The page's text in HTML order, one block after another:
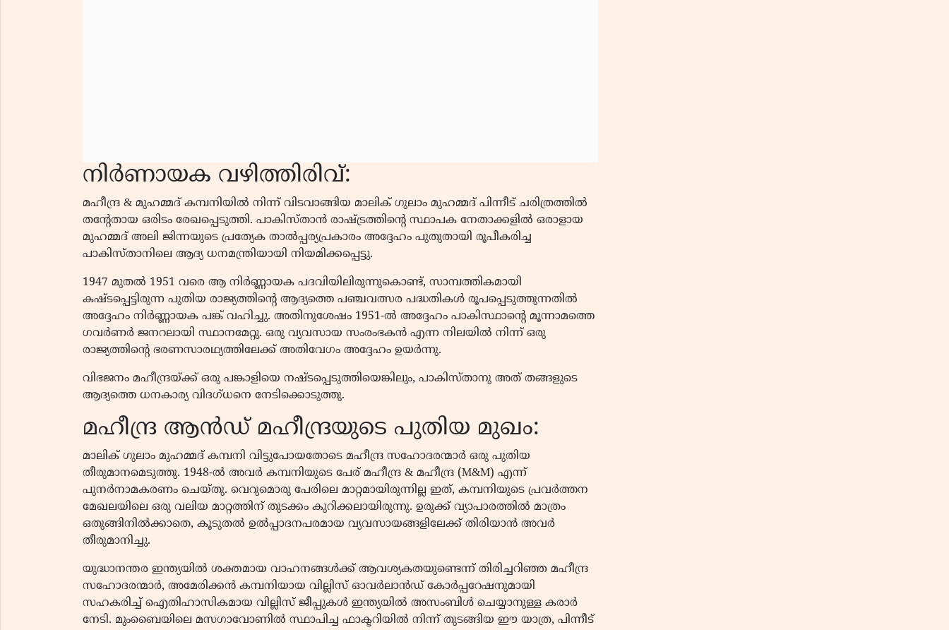
നിർണായക വഴിത്തിരിവ്:
മഹീന്ദ്ര & മുഹമ്മദ്‌ കമ്പനിയിൽ നിന്ന് വിടവാങ്ങിയ മാലിക് ഗുലാം മുഹമ്മദ് പിന്നീട് ചരിത്രത്തിൽ
തൻ്റേതായ ഒരിടം രേഖപ്പെടുത്തി. പാകിസ്താൻ രാഷ്ട്രത്തിൻ്റെ സ്ഥാപക നേതാക്കളിൽ ഒരാളായ
മുഹമ്മദ് അലി ജിന്നയുടെ പ്രത്യേക താൽപ്പര്യപ്രകാരം അദ്ദേഹം പുതുതായി രൂപീകരിച്ച
പാകിസ്താനിലെ ആദ്യ ധനമന്ത്രിയായി നിയമിക്കപ്പെട്ടു.
1947 മുതൽ 1951 വരെ ആ നിർണ്ണായക പദവിയിലിരുന്നുകൊണ്ട്, സാമ്പത്തികമായി
കഷ്ടപ്പെട്ടിരുന്ന പുതിയ രാജ്യത്തിൻ്റെ ആദ്യത്തെ പഞ്ചവത്സര പദ്ധതികൾ രൂപപ്പെടുത്തുന്നതിൽ
അദ്ദേഹം നിർണ്ണായക പങ്ക് വഹിച്ചു. അതിനുശേഷം 1951-ൽ അദ്ദേഹം പാകിസ്ഥാൻ്റെ മൂന്നാമത്തെ
ഗവർണർ ജനറലായി സ്ഥാനമേറ്റു. ഒരു വ്യവസായ സംരംഭകൻ എന്ന നിലയിൽ നിന്ന് ഒരു
രാജ്യത്തിൻ്റെ ഭരണസാരഥ്യത്തിലേക്ക് അതിവേഗം അദ്ദേഹം ഉയർന്നു.
വിഭജനം മഹീന്ദ്രയ്ക്ക് ഒരു പങ്കാളിയെ നഷ്ടപ്പെടുത്തിയെങ്കിലും, പാകിസ്താനു അത് തങ്ങളുടെ
ആദ്യത്തെ ധനകാര്യ വിദഗ്ധനെ നേടിക്കൊടുത്തു.
മഹീന്ദ്ര ആൻഡ് മഹീന്ദ്രയുടെ പുതിയ മുഖം:
മാലിക് ഗുലാം മുഹമ്മദ് കമ്പനി വിട്ടുപോയതോടെ മഹീന്ദ്ര സഹോദരന്മാർ ഒരു പുതിയ
തീരുമാനമെടുത്തു. 1948-ൽ അവർ കമ്പനിയുടെ പേര് മഹീന്ദ്ര & മഹീന്ദ്ര (M&M) എന്ന്
പുനർനാമകരണം ചെയ്തു. വെറുമൊരു പേരിലെ മാറ്റമായിരുന്നില്ല ഇത്, കമ്പനിയുടെ പ്രവർത്തന
മേഖലയിലെ ഒരു വലിയ മാറ്റത്തിന് തുടക്കം കുറിക്കലായിരുന്നു. ഉരുക്ക് വ്യാപാരത്തിൽ മാത്രം
ഒതുങ്ങിനിൽക്കാതെ, കൂടുതൽ ഉൽപ്പാദനപരമായ വ്യവസായങ്ങളിലേക്ക് തിരിയാൻ അവർ
തീരുമാനിച്ചു.
യുദ്ധാനന്തര ഇന്ത്യയിൽ ശക്തമായ വാഹനങ്ങൾക്ക് ആവശ്യകതയുണ്ടെന്ന് തിരിച്ചറിഞ്ഞ മഹീന്ദ്ര
സഹോദരന്മാർ, അമേരിക്കൻ കമ്പനിയായ വില്ലിസ് ഓവർലാൻഡ് കോർപ്പറേഷനുമായി
സഹകരിച്ച് ഐതിഹാസികമായ വില്ലിസ് ജീപ്പുകൾ ഇന്ത്യയിൽ അസംബിൾ ചെയ്യാനുള്ള കരാർ
നേടി. മുംബൈയിലെ മസഗാവോണിൽ സ്ഥാപിച്ച ഫാക്ടറിയിൽ നിന്ന് തുടങ്ങിയ ഈ യാത്ര, പിന്നീട്